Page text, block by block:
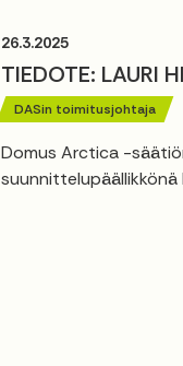
26.3.2025
TIEDOTE: LAURI
DASin toimitusjohtaja
Domus Arctica -
suunnittelupäällikkönä